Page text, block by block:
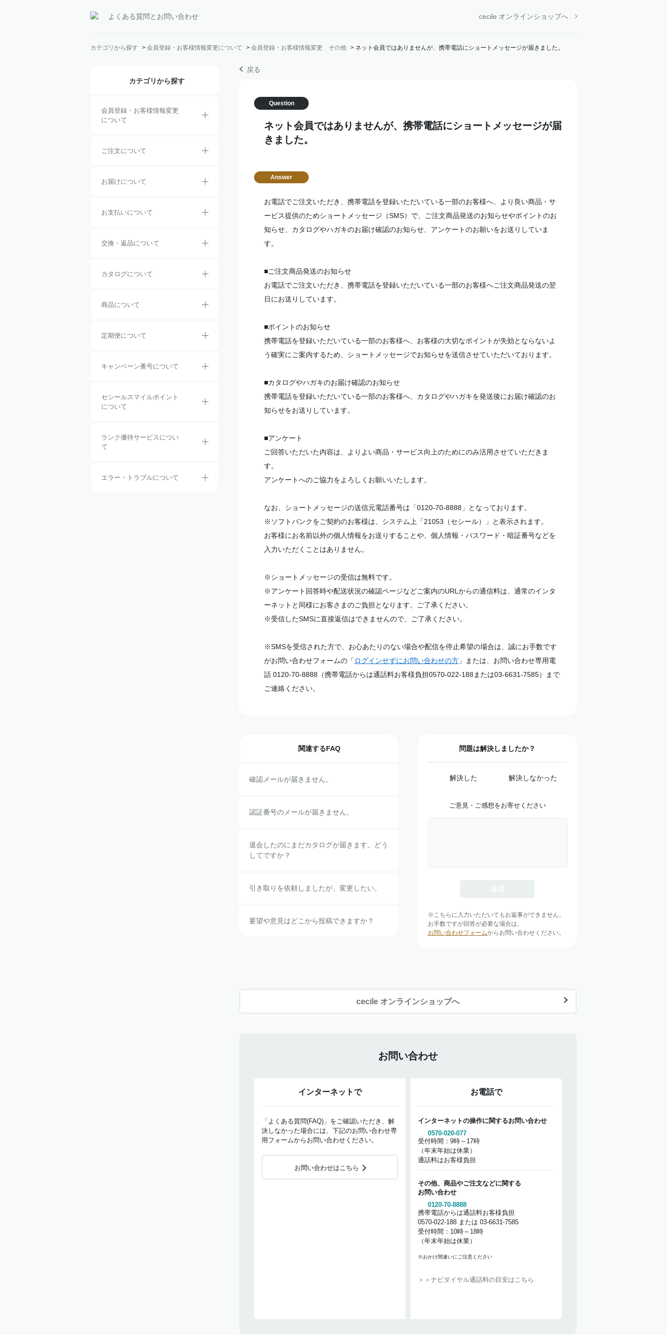
よくある質問とお問い合わせ cecile オンラインショップへ
カテゴリから探す > 会員登録・お客様情報変更について > 会員登録・お客様情報変更 その他 > ネット会員ではありませんが、携帯電話にショートメッセージが届きました。
カテゴリから探す
会員登録・お客様情報変更
について
ご注文について
お届けについて
お支払いについて
交換・返品について
カタログについて
商品について
定期便について
キャンペーン番号について
セシールスマイルポイント
について
ランク優待サービスについ
て
エラー・トラブルについて
戻る
ネット会員ではありませんが、携帯電話にショートメッセージが届
きました。
お電話でご注文いただき、携帯電話を登録いただいている一部のお客様へ、より良い商品・サ
ービス提供のためショートメッセージ（SMS）で、ご注文商品発送のお知らせやポイントのお
知らせ、カタログやハガキのお届け確認のお知らせ、アンケートのお願いをお送りしていま
す。
■ご注文商品発送のお知らせ
お電話でご注文いただき、携帯電話を登録いただいている一部のお客様へご注文商品発送の翌
日にお送りしています。
■ポイントのお知らせ
携帯電話を登録いただいている一部のお客様へ、お客様の大切なポイントが失効とならないよ
う確実にご案内するため、ショートメッセージでお知らせを送信させていただいております。
■カタログやハガキのお届け確認のお知らせ
携帯電話を登録いただいている一部のお客様へ、カタログやハガキを発送後にお届け確認のお
知らせをお送りしています。
■アンケート
ご回答いただいた内容は、よりよい商品・サービス向上のためにのみ活用させていただきま
す。
アンケートへのご協力をよろしくお願いいたします。
なお、ショートメッセージの送信元電話番号は「0120-70-8888」となっております。
※ソフトバンクをご契約のお客様は、システム上「21053（セシール）」と表示されます。
お客様にお名前以外の個人情報をお送りすることや、個人情報・パスワード・暗証番号などを
入力いただくことはありません。
※ショートメッセージの受信は無料です。
※アンケート回答時や配送状況の確認ページなどご案内のURLからの通信料は、通常のインタ
ーネットと同様にお客さまのご負担となります。ご了承ください。
※受信したSMSに直接返信はできませんので、ご了承ください。
※SMSを受信された方で、お心あたりのない場合や配信を停止希望の場合は、誠にお手数です
がお問い合わせフォームの「 ログインせずにお問い合わせの方 」または、お問い合わせ専用電
話 0120-70-8888（携帯電話からは通話料お客様負担0570-022-188または03-6631-7585）まで
ご連絡ください。
関連するFAQ
確認メールが届きません。
認証番号のメールが届きません。
退会したのにまだカタログが届きます。どう
してですか？
引き取りを依頼しましたが、変更したい。
要望や意見はどこから投稿できますか？
問題は解決しましたか？
解決した 解決しなかった
ご意見・ご感想をお寄せください
※こちらに入力いただいてもお返事ができません。
お手数ですが回答が必要な場合は、
お問い合わせフォームからお問い合わせください。
cecile オンラインショップへ
お問い合わせ
インターネットで
「よくある質問(FAQ)」をご確認いただき、解
決しなかった場合には、下記のお問い合わせ専
用フォームからお問い合わせください。
お問い合わせはこちら
お電話で
インターネットの操作に関するお問い合わせ
0570-020-077
受付時間：9時～17時
（年末年始は休業）
通話料はお客様負担
その他、商品やご注文などに関する
お問い合わせ
0120-70-8888
携帯電話からは通話料お客様負担
0570-022-188 または 03-6631-7585
受付時間：10時～18時
（年末年始は休業）
※おかけ間違いにご注意ください
＞＞ナビダイヤル通話料の目安はこちら